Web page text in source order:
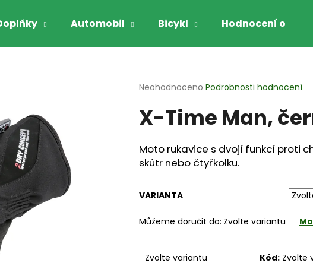
Automobil Bicykl Hodnocení
Průměrné
produktu
je
z
5
hvězdiček.
Neohodnoceno Podrobnosti hodnocení
X-Time Man,
Moto rukavice s dvojí funkcí proti
skútr nebo čtyřkolku.
VARIANTA
Můžeme doručit do: Zvolte variantu
Zvolte variantu Kód: Zvolte
HLEDAT
Doporučujeme
VYHŘÍVANÉ RUKAVICE NA GARIBALDI RUKAVICE NA